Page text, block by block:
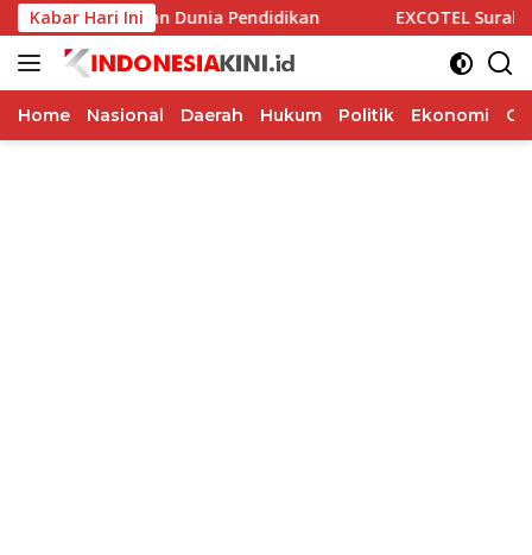
Langsung
ke
konten
Kabar Hari Ini
Alumni dan Dunia Pendidikan EXCOTEL Surabaya
Home Nasional Daerah Hukum Politik Ekonomi